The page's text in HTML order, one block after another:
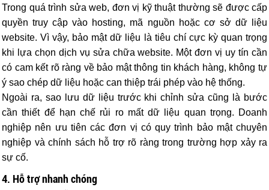
Trong quá trình sửa web, đơn vị kỹ thuật thường sẽ được cấp
quyền truy cập vào hosting, mã nguồn hoặc cơ sở dữ liệu
website. Vì vậy, bảo mật dữ liệu là tiêu chí cực kỳ quan trọng
khi lựa chọn dịch vụ sửa chữa website. Một đơn vị uy tín cần
có cam kết rõ ràng về bảo mật thông tin khách hàng, không tự
ý sao chép dữ liệu hoặc can thiệp trái phép vào hệ thống.
Ngoài ra, sao lưu dữ liệu trước khi chỉnh sửa cũng là bước
cần thiết để hạn chế rủi ro mất dữ liệu quan trọng. Doanh
nghiệp nên ưu tiên các đơn vị có quy trình bảo mật chuyên
nghiệp và chính sách hỗ trợ rõ ràng trong trường hợp xảy ra
sự cố.
4. Hỗ trợ nhanh chóng